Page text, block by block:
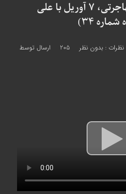
پاسخ به سوالات مهاجرتی، 7 آوریل با علی
34)
نظرات : بدون نظر
ارسال توسط